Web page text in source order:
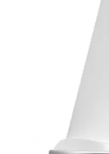
від
до 25, та
менеджеру.
Для
ПРИВАТБАНК у
МИТТЄВА
ЧАСТИНАМИ.